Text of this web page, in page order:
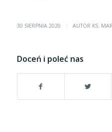
30 SIERPNIA 2020 / AUTOR KS.
Doceń i poleć nas